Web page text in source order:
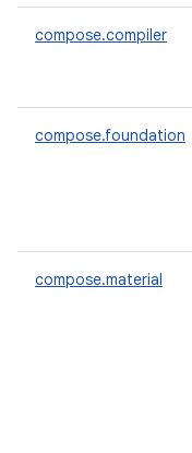
compose.compiler
compose.foundation
compose.material